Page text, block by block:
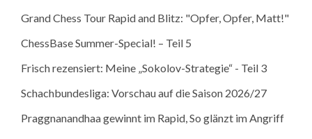
Grand Chess Tour Rapid and Blitz: "Opfer, Opfer, Matt!"
ChessBase Summer-Special! – Teil 5
Frisch rezensiert: Meine „Sokolov-Strategie“ - Teil 3
Schachbundesliga: Vorschau auf die Saison 2026/27
Praggnanandhaa gewinnt im Rapid, So glänzt im Angriff